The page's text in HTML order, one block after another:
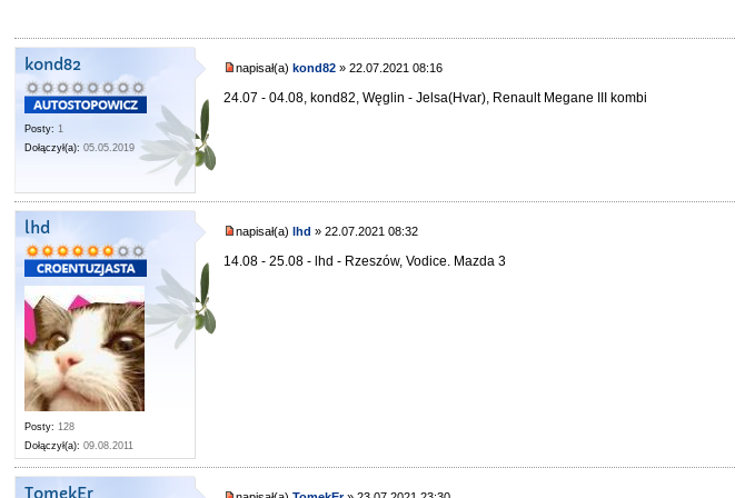
kond82
Posty: 1
Dołączył(a): 05.05.2019
napisał(a) kond82 » 22.07.2021 08:16
24.07 - 04.08, kond82, Węglin - Jelsa(Hvar), Renault Megane III kombi
lhd
Posty: 128
Dołączył(a): 09.08.2011
napisał(a) lhd » 22.07.2021 08:32
14.08 - 25.08 - lhd - Rzeszów, Vodice. Mazda 3